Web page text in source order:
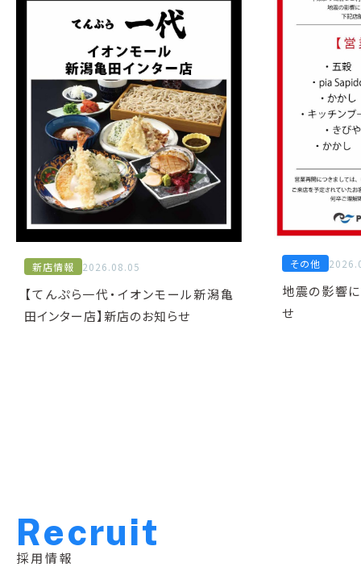
新店情報 2026.08.05
【てんぷら一代・イオンモール新潟亀
田インター店】新店のお知らせ
その他
地震の影響
せ
Recruit
採用情報